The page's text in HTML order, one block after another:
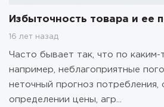
Избыточность товара и ее
16 лет назад
Часто бывает так, что по каким-
например, неблагоприятные
неточный прогноз потребления,
определении цены, агр...